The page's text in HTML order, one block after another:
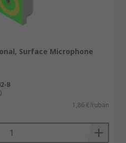
Surface Microphone
B
1,86 €/ruban